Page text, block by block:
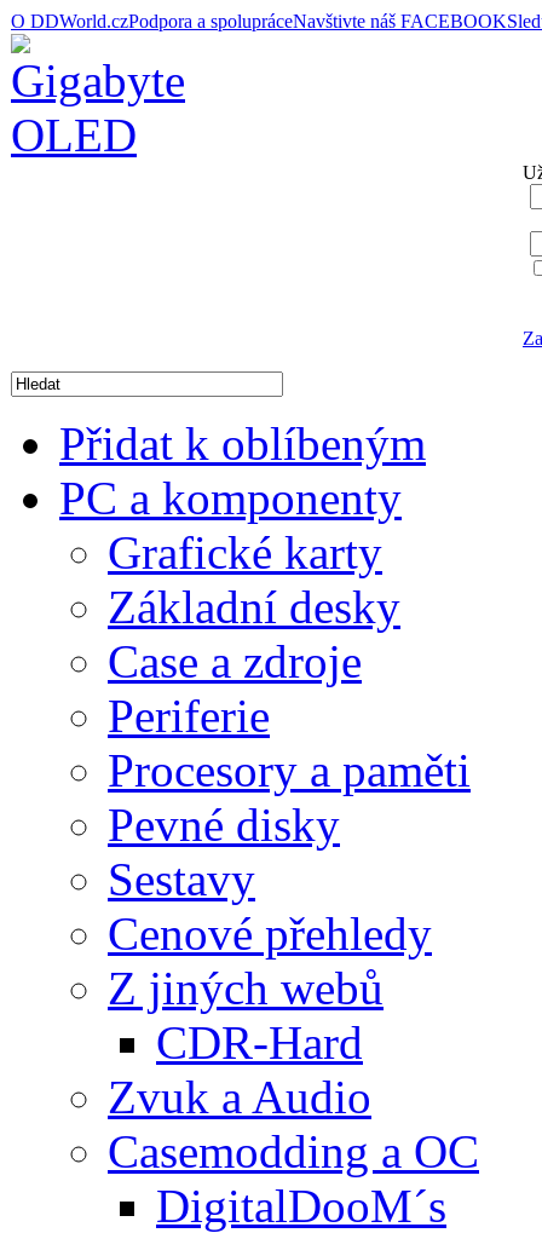
O DDWorld.czPodpora a spolupráceNavštivte náš FACEBOOK
Přidat k oblíbeným
PC a komponenty
Grafické karty
Základní desky
Case a zdroje
Periferie
Procesory a paměti
Pevné disky
Sestavy
Cenové přehledy
Z jiných webů
CDR-Hard
Zvuk a Audio
Casemodding a OC
DigitalDooM´s